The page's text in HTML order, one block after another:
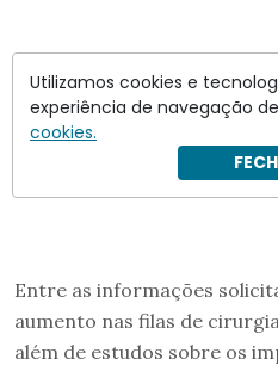
Entre as informações
aumento nas filas de
além de estudos sobre os
Utilizamos cookies e
experiência de navegação
cookies.